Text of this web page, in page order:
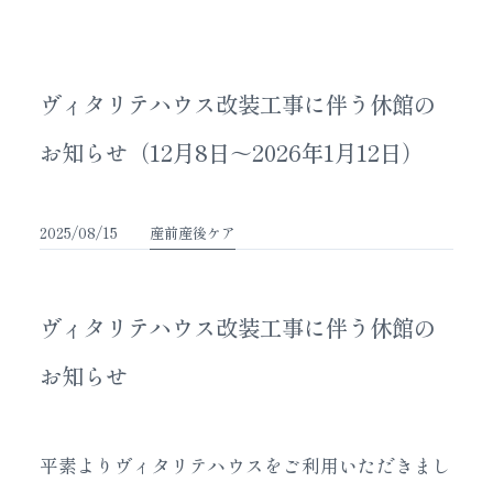
ヴィタリテハウス改装工事に伴う休館の
お知らせ（12月8日～2026年1月12日）
2025/08/15 産前産後ケア
ヴィタリテハウス改装工事に伴う休館の
お知らせ
平素よりヴィタリテハウスをご利用いただきまし